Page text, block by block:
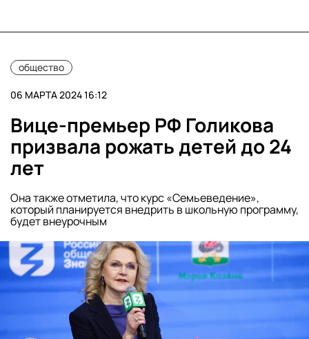
общество
06 МАРТА 2024 16:12
Вице-премьер РФ Голикова
призвала рожать детей до 24
лет
Она также отметила, что курс «Семьеведение»,
который планируется внедрить в школьную программу,
будет внеурочным